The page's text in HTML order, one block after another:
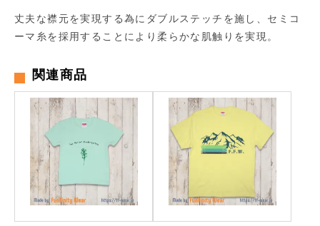
丈夫な襟元を実現する為にダブルステッチを施し、セミコ
ーマ糸を採用することにより柔らかな肌触りを実現。
関連商品